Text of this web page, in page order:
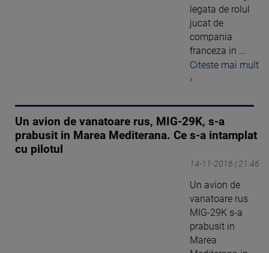
legata de rolul
jucat de
compania
franceza in ...
Citeste mai mult
›
Un avion de vanatoare rus, MIG-29K, s-a
prabusit in Marea Mediterana. Ce s-a intamplat
cu pilotul
14-11-2016 | 21:46
Un avion de
vanatoare rus
MIG-29K s-a
prabusit in
Marea